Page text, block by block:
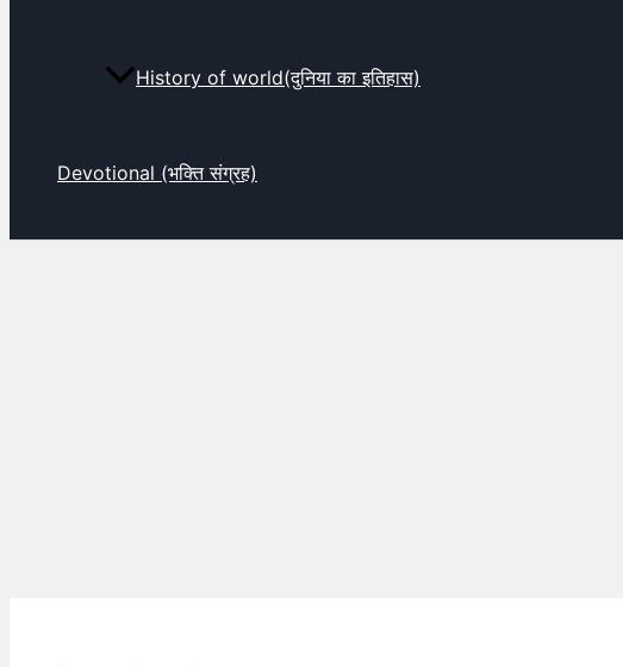
History of world(दुनिया का इतिहास)
Devotional (भक्ति संग्रह)